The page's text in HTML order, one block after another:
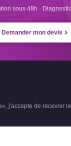
sous 48h ·
Demander mon devis
j'accepte de recevoir